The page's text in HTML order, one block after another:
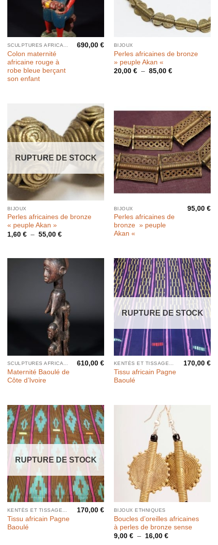
Colon maternité
africaine rouge à
robe bleue berçant
son enfant
690,00€ BIJOUX
Perles africaines de bronze
» peuple Akan «
20,00 € – 85,00 €Plage
RUPTURE DE STOCK
BIJOUX
Perles africaines de bronze
« peuple Akan »
1,60 € – 55,00 €Plage
à
55,00 €
BIJOUX
Perles africaines de
bronze » peuple
Akan «
95,00€
SCULPTURES AFRICAINES
Maternité Baoulé de
Côte d’Ivoire
610,00€
RUPTURE DE STOCK
KENTÉS ET TISSAGES PAR BANDES
Tissu africain Pagne
Baoulé
170,00€
RUPTURE DE STOCK
Tissu africain Pagne
Baoulé
170,00€ BIJOUX ETHNIQUES
Boucles d’oreilles africaines
à perles de bronze sense
9,00 € – 16,00 €Plage